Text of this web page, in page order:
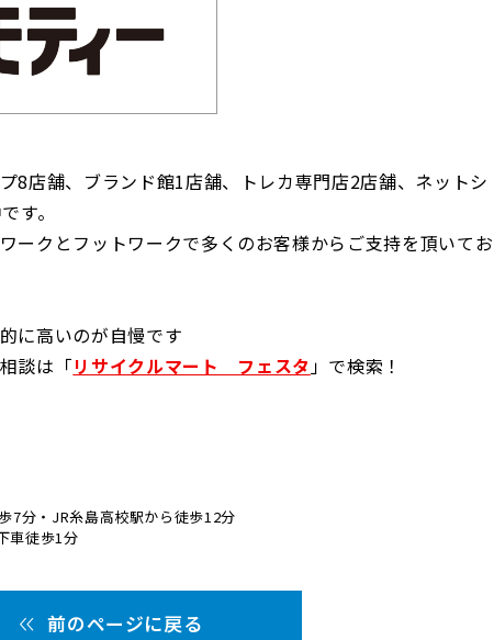
8店舗、ブランド館1店舗、トレカ専門店2店舗、ネットシ
す。
ークとフットワークで多くのお客様からご支持を頂いてお
に高いのが自慢です
談は「リサイクルマート フェスタ」で検索！
7分・JR糸島高校駅から徒歩12分
車徒歩1分
前のページに戻る